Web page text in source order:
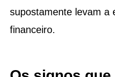
supostamente levam a
financeiro.